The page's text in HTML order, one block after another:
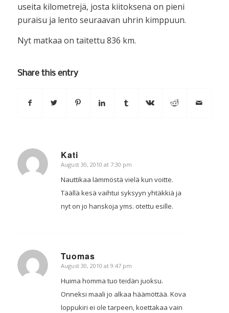
useita kilometrejä, josta kiitoksena on pieni
puraisu ja lento seuraavan uhrin kimppuun.
Nyt matkaa on taitettu 836 km.
Share this entry
Kati
says:
August 30, 2010 at 7:30 pm
Nauttikaa lämmöstä vielä kun voitte.
Täällä kesä vaihtui syksyyn yhtäkkiä ja
nyt on jo hanskoja yms. otettu esille.
Tuomas
says:
August 30, 2010 at 9:47 pm
Huima homma tuo teidän juoksu.
Onneksi maali jo alkaa häämöttää. Kova
loppukiri ei ole tarpeen, koettakaa vain